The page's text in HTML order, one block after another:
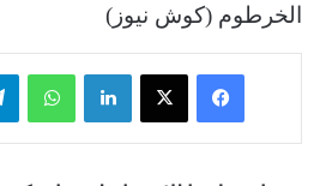
الخرطوم (كوش نيوز)
فيسبوك ‫X لينكدإن واتساب